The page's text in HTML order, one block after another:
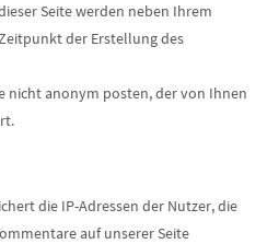
Seite werden neben Ihrem
der Erstellung des
nicht anonym posten, der von Ihnen
die IP-Adressen der Nutzer, die
auf unserer Seite